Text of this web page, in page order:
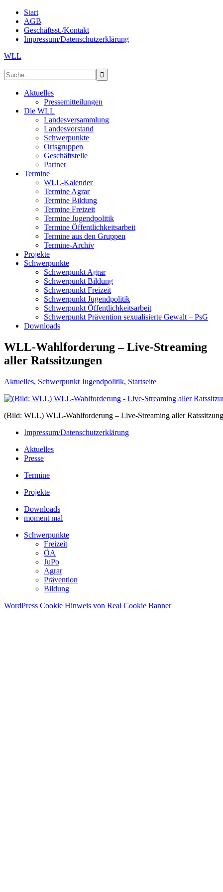
Start
AGB
Geschäftsst./Kontakt
Impressum/Datenschutzerklärung
WLL
Aktuelles
Pressemitteilungen
Die WLL
Landesversammlung
Landesvorstand
Schwerpunkte
Ortsgruppen
Geschäftstelle
Partner
Termine
WLL-Kalender
Termine Agrar
Termine Bildung
Termine Freizeit
Termine Jugendpolitik
Termine Öffentlichkeitsarbeit
Termine aus den Gruppen
Termine-Archiv
Projekte
Schwerpunkte
Schwerpunkt Agrar
Schwerpunkt Bildung
Schwerpunkt Freizeit
Schwerpunkt Jugendpolitik
Schwerpunkt Öffentlichkeitsarbeit
Schwerpunkt Prävention sexualisierte Gewalt – PsG
Downloads
WLL-Wahlforderung – Live-Streaming
aller Ratssitzungen
Aktuelles, Schwerpunkt Jugendpolitik, Startseite
(Bild: WLL) WLL-Wahlforderung – Live-Streaming aller
Impressum/Datenschutzerklärung
Aktuelles
Presse
Termine
Projekte
Downloads
moment mal
Schwerpunkte
Freizeit
ÖA
JuPo
Agrar
Prävention
Bildung
WordPress Cookie Hinweis von Real Cookie Banner